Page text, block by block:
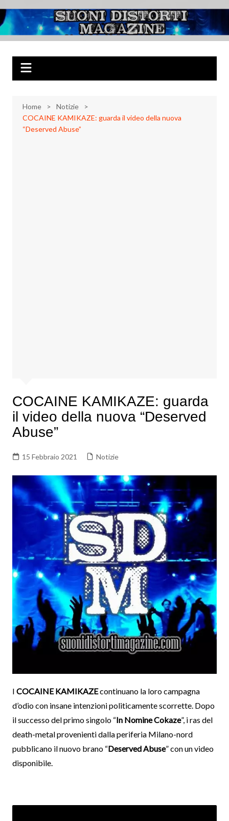
al
contenuto
Suoni Distorti
Magazine
Musica Rock, Metal, Punk e varie sonorità alternative
Home
Notizie
COCAINE KAMIKAZE: guarda il video della nuova
“Deserved Abuse”
COCAINE KAMIKAZE: guarda
il video della nuova “Deserved
Abuse”
15 Febbraio 2021 Notizie
I COCAINE KAMIKAZEcontinuano la loro campagna
d’odio con insane intenzioni politicamente scorrette. Dopo
il successo del primo singolo “In Nomine Cokaze”, i ras del
death-metal provenienti dalla periferia Milano-nord
pubblicano il nuovo brano “Deserved Abuse” con un video
disponibile.